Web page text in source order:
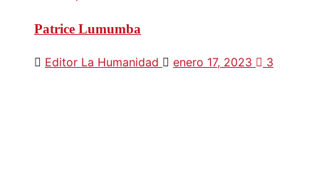
Patrice Lumumba
Editor La Humanidad enero 17, 2023 3